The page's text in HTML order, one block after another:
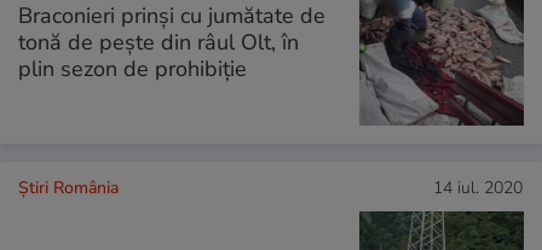
Braconieri prinși cu jumătate de
tonă de pește din râul Olt, în
plin sezon de prohibiție
Știri România 14 iul. 2020